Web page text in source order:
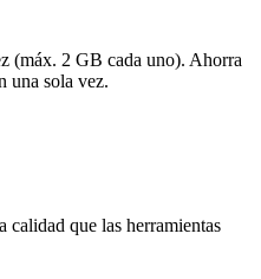
(máx. 2 GB cada uno). Ahorra
una sola vez.
calidad que las herramientas